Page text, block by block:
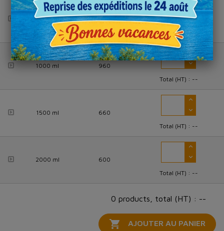
750 ml
1260
Total (HT) :--
1000 ml
960
Total (HT) : --
1500 ml
660
Total (HT) : --
2000 ml
600
Total (HT) : --
0 products, total (HT) : --
 AJOUTER AU PANIER